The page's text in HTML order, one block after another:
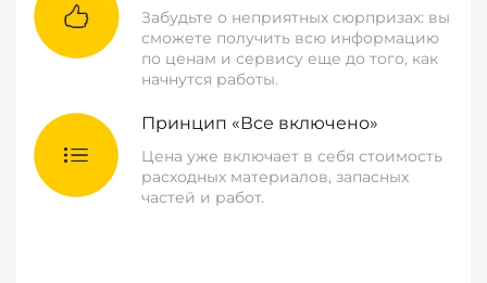
Забудьте о неприятных сюрпризах: вы
сможете получить всю информацию
по ценам и сервису еще до того, как
начнутся работы.
Принцип «Все включено»
Цена уже включает в себя стоимость
расходных материалов, запасных
частей и работ.